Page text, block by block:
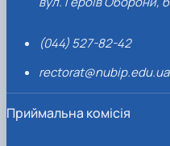
(044) 527-82-42
rectorat@nubip.edu.ua
Приймальна комісія